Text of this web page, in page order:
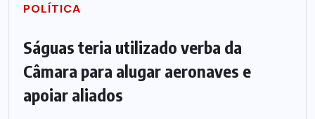
POLÍTICA
Ságuas teria utilizado verba da
Câmara para alugar aeronaves e
apoiar aliados